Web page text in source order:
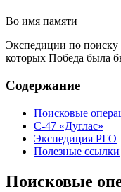
Во имя памяти
Экспедиции по поиску
которых Победа была
Содержание
Поисковые
С-47 «Дуглас»
Экспедиция РГО
Полезные ссылки
Поисковые